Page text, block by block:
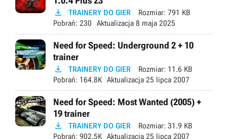
 TRAINERY DO GIER Rozmiar: 791 KB
Pobrań: 230 Aktualizacja 8 maja 2025
Need for Speed: Underground 2 + 10
trainer
 TRAINERY DO GIER Rozmiar: 11.6 KB
Pobrań: 164.8K Aktualizacja 25 lipca 2007
Need for Speed: Most Wanted (2005) +
19 trainer
 TRAINERY DO GIER Rozmiar: 31.9 KB
Pobrań: 902.5K Aktualizacja 25 lipca 2007